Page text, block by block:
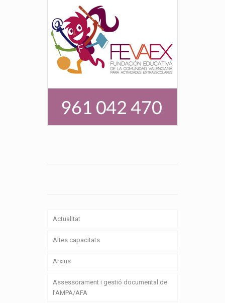
Actualitat
Altes capacitats
Arxius
Assessorament i gestió documental de
l’AMPA/AFA